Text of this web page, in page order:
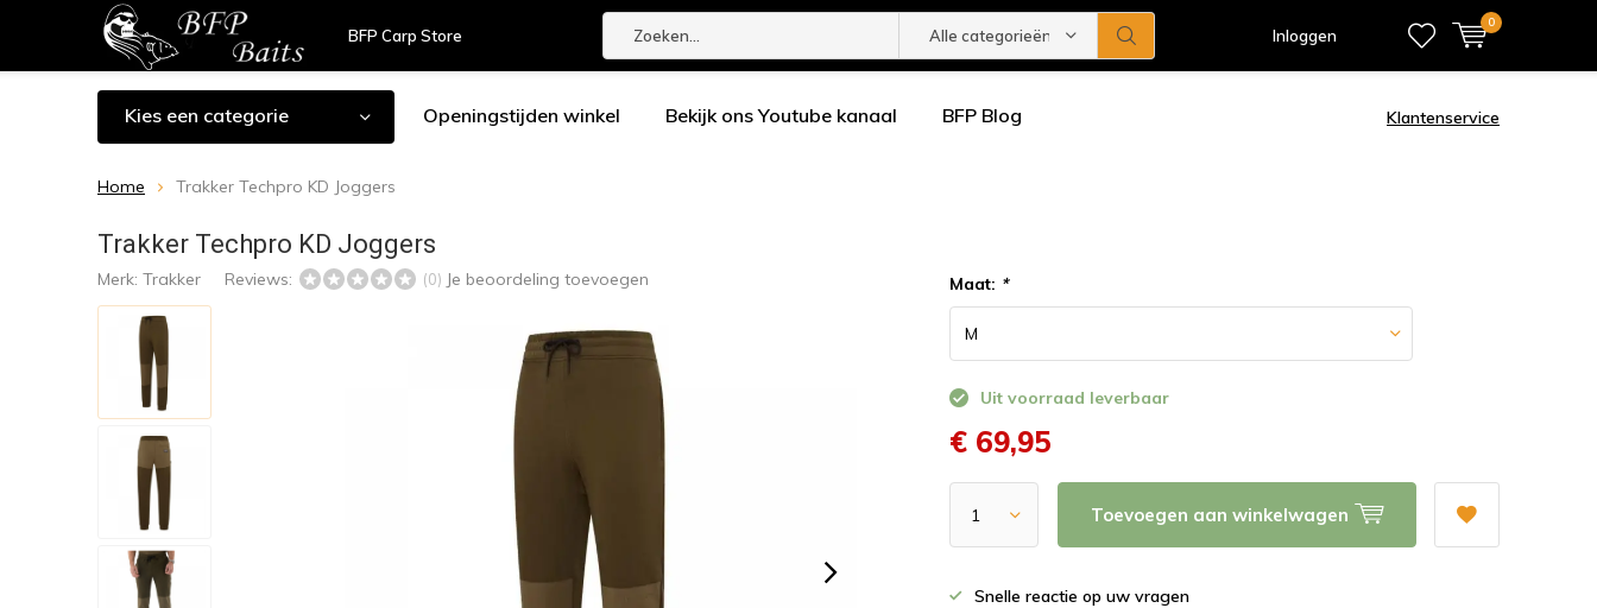
BFP Carp Store Alle categorieën Inloggen
0
Kies een categorie Openingstijden winkel Bekijk ons Youtube kanaal BFP Blog Klantenservice
Home Trakker Techpro KD Joggers
Trakker Techpro KD Joggers
Merk: Trakker Reviews: (0) Je beoordeling toevoegen Maat: *
Uit voorraad leverbaar
€ 69,95
Toevoegen aan winkelwagen
Snelle reactie op uw vragen